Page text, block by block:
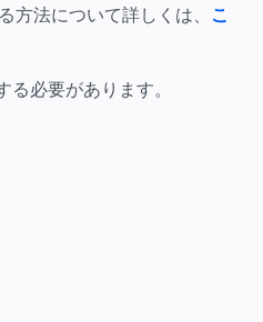
方法について詳しくは、 こ
必要があります。